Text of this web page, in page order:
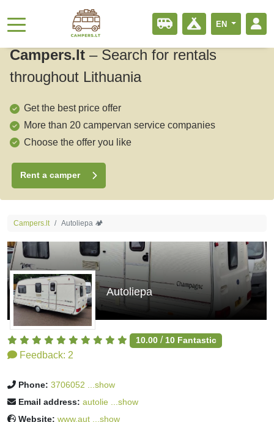
EN
Campers.lt – Search for rentals
throughout Lithuania
Get the best price offer
More than 20 campervan service companies
Choose the offer you like
Rent a camper
Campers.lt Autoliepa 🏕
Autoliepa
10.00/10 Fantastic
Feedback: 2
Phone: 3706052 ...show
Email address: autolie ...show
Website: www.aut ...show